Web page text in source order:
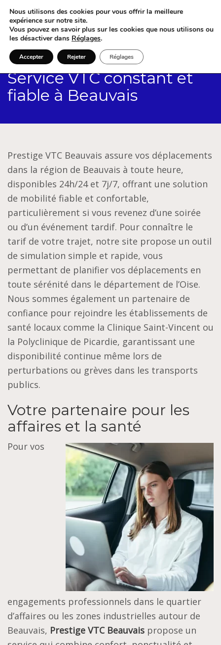
Service VTC constant et
fiable à Beauvais
Prestige VTC Beauvais assure vos déplacements
dans la région de Beauvais à toute heure,
disponibles 24h/24 et 7j/7, offrant une solution
de mobilité fiable et confortable,
particulièrement si vous revenez d’une soirée
ou d’un événement tardif. Pour connaître le
tarif de votre trajet, notre site propose un outil
de simulation simple et rapide, vous
permettant de planifier vos déplacements en
toute sérénité dans le département de l’Oise.
Nous sommes également un partenaire de
confiance pour rejoindre les établissements de
santé locaux comme la Clinique Saint-Vincent ou
la Polyclinique de Picardie, garantissant une
disponibilité continue même lors de
perturbations ou grèves dans les transports
publics.
Votre partenaire pour les
affaires et la santé
Pour vos
engagements professionnels dans le quartier
d’affaires ou les zones industrielles autour de
Beauvais, Prestige VTC Beauvais propose un
Nous utilisons des cookies pour vous offrir la meilleure
expérience sur notre site.
Vous pouvez en savoir plus sur les cookies que nous utilisons ou
les désactiver dans Réglages.
Accepter Rejeter Réglages